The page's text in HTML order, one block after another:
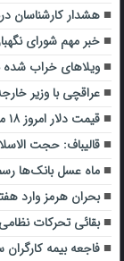
هشدار کارشناسان
خبر مهم شورای
ویلاهای خراب شده
عراقچی با وزیر
قیمت دلار امروز ۱۸ مرداد ۱۴۰۲ / افزایش چراغ خاموش دلار مبادله‌ای
قالیباف: حجت
ماه عسل بانک‌ها
بحران هرمز وارد
بقائی تحرکات نظامی
فاجعه بیمه کارگران ساختمانی | ۴۰۰ هزار